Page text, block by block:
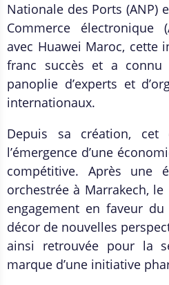
Nationale des Ports (ANP)
Commerce électronique
avec Huawei Maroc, cette
franc succès et a connu
panoplie d’experts et
internationaux.
Depuis sa création, cet
l’émergence d’une
compétitive. Après une
orchestrée à Marrakech,
engagement en faveur
décor de nouvelles
ainsi retrouvée pour la
marque d’une initiative